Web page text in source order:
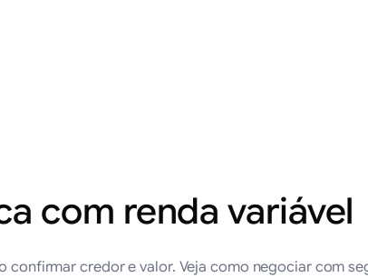
com renda variável
credor e valor. Veja como negociar com